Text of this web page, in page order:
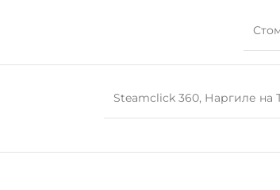
Steamclick 360, Наргиле на